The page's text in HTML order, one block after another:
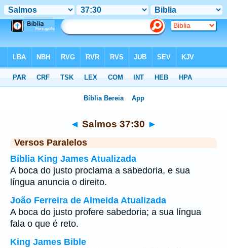
◄ Salmos 37:30 ►
Versos Paralelos
Bíblia King James Atualizada
A boca do justo proclama a sabedoria, e sua
língua anuncia o direito.
João Ferreira de Almeida Atualizada
A boca do justo profere sabedoria; a sua língua
fala o que é reto.
King James Bible